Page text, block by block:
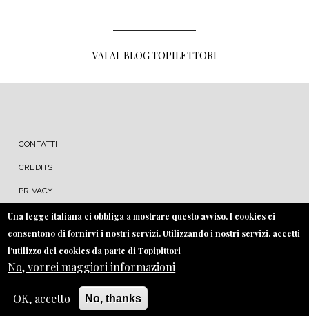
VAI AL BLOG TOPILETTORI
MENU FOOTER
CONTATTI
CREDITS
PRIVACY
COOKIE
Una legge italiana ci obbliga a mostrare questo avviso. I cookies ci
consentono di fornirvi i nostri servizi. Utilizzando i nostri servizi, accetti
l'utilizzo dei cookies da parte di Topipittori
No, vorrei maggiori informazioni
OK, accetto No, thanks